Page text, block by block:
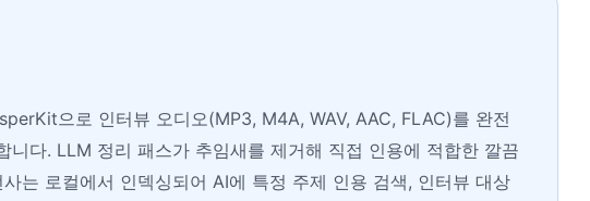
으로 인터뷰 오디오(MP3, M4A, WAV, AAC, FLAC)를 완전
니다. LLM 정리 패스가 추임새를 제거해 직접 인용에 적합한 깔끔
는 로컬에서 인덱싱되어 AI에 특정 주제 인용 검색, 인터뷰 대상